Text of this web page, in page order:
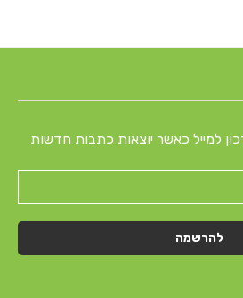
למייל כאשר יוצאות כתבות חדשות